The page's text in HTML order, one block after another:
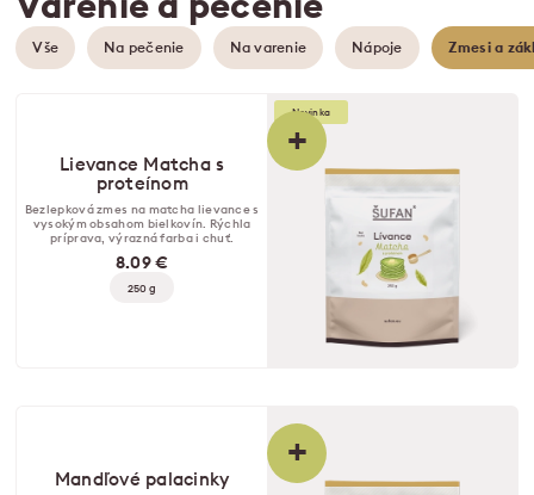
Vše Na pečenie Na varenie Nápoje Zmesi a
+
Novinka
Lievance Matcha s
proteínom
Bezlepková zmes na matcha lievance s
vysokým obsahom bielkovín. Rýchla
príprava, výrazná farba i chuť.
8.09 €
250 g
+
Mandľové palacinky